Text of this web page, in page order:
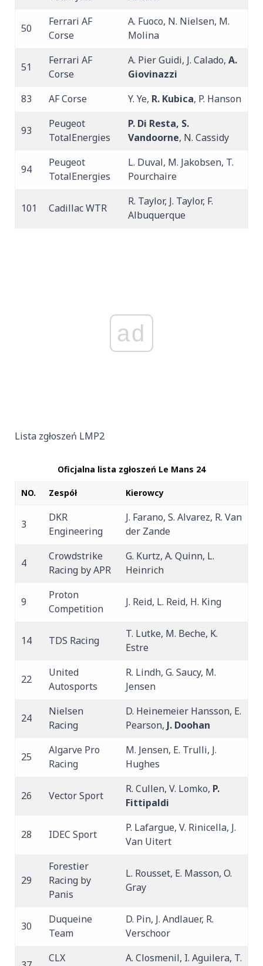
50
Ferrari AF
Corse
A. Fuoco, N. Nielsen, M.
Molina
51
Ferrari AF
Corse
A. Pier Guidi, J. Calado, A.
Giovinazzi
83
AF Corse Y. Ye, R. Kubica, P. Hanson
93
Peugeot
TotalEnergies
P. Di Resta, S.
Vandoorne, N. Cassidy
94
Peugeot
TotalEnergies
L. Duval, M. Jakobsen, T.
Pourchaire
101 Cadillac WTR
R. Taylor, J. Taylor, F.
Albuquerque
ad
Lista zgłoszeń LMP2
Oficjalna lista zgłoszeń Le Mans 24
NO. Zespół Kierowcy
3
DKR
Engineering
J. Farano, S. Alvarez, R. Van
der Zande
4
Crowdstrike
Racing by APR
G. Kurtz, A. Quinn, L.
Heinrich
9
Proton
Competition
J. Reid, L. Reid, H. King
14 TDS Racing
T. Lutke, M. Beche, K.
Estre
22
United
Autosports
R. Lindh, G. Saucy, M.
Jensen
24
Nielsen
Racing
D. Heinemeier Hansson, E.
Pearson, J. Doohan
25
Algarve Pro
Racing
M. Jensen, E. Trulli, J.
Hughes
26 Vector Sport
R. Cullen, V. Lomko, P.
Fittipaldi
28 IDEC Sport
P. Lafargue, V. Rinicella, J.
Van Uitert
29
Forestier
Racing by
Panis
L. Rousset, E. Masson, O.
Gray
30
Duqueine
Team
D. Pin, J. Andlauer, R.
Verschoor
CLX
A. Closmenil, I. Aguilera, T.